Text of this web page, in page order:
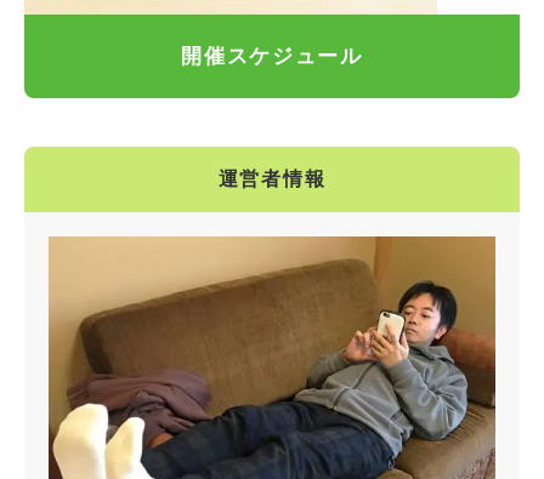
開催スケジュール
運営者情報